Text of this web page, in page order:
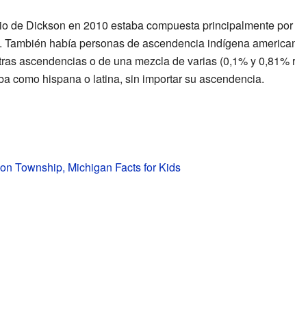
de Dickson en 2010 estaba compuesta principalmente
había personas de ascendencia indígena
ascendencias o de una mezcla de varias (0,1% y
como hispana o latina, sin importar su ascendencia.
Township, Michigan Facts for Kids